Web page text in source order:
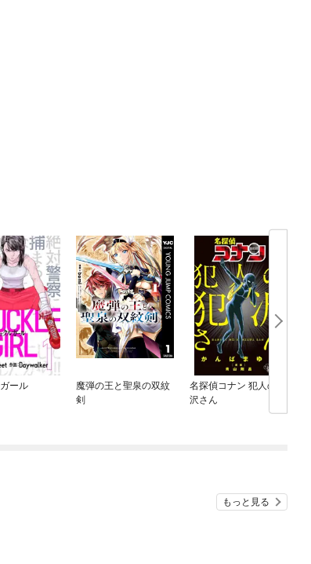
ール
魔弾の王と聖泉の双紋
剣
名探偵コナン 犯人の犯
沢さん
もっと見る